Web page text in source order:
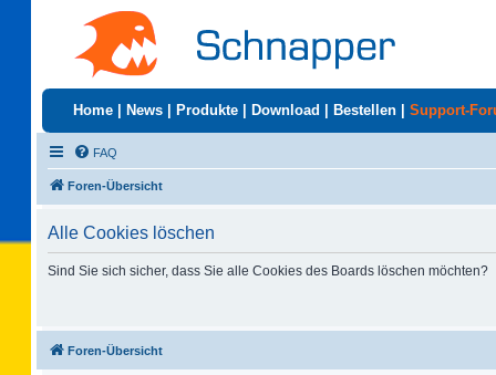
Home News Produkte Download Bestellen Support-
FAQ
Foren-Übersicht
Alle Cookies löschen
Sind Sie sich sicher, dass Sie alle Cookies des Boards löschen möchten?
Foren-Übersicht